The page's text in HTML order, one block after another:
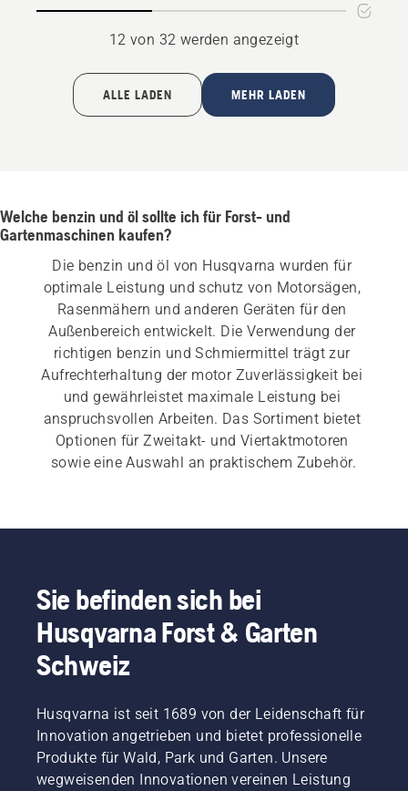
12 von 32 werden angezeigt
ALLE LADEN MEHR LADEN
Welche benzin und öl sollte ich für Forst- und
Gartenmaschinen kaufen?
Die benzin und öl von Husqvarna wurden für
optimale Leistung und schutz von Motorsägen,
Rasenmähern und anderen Geräten für den
Außenbereich entwickelt. Die Verwendung der
richtigen benzin und Schmiermittel trägt zur
Aufrechterhaltung der motor Zuverlässigkeit bei
und gewährleistet maximale Leistung bei
anspruchsvollen Arbeiten. Das Sortiment bietet
Optionen für Zweitakt- und Viertaktmotoren
sowie eine Auswahl an praktischem Zubehör.
Sie befinden sich bei
Husqvarna Forst & Garten
Schweiz
Husqvarna ist seit 1689 von der Leidenschaft für
Innovation angetrieben und bietet professionelle
Produkte für Wald, Park und Garten. Unsere
wegweisenden Innovationen vereinen Leistung